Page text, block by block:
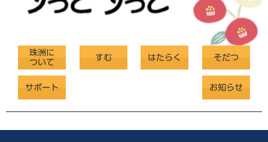
珠洲に
ついて
すむ はたらく そだつ
サポート お知らせ